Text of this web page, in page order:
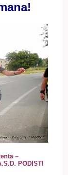
–
PODISTI